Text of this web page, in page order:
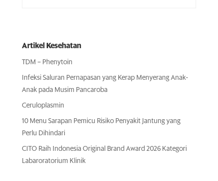
Artikel Kesehatan
TDM – Phenytoin
Infeksi Saluran Pernapasan yang Kerap Menyerang Anak-
Anak pada Musim Pancaroba
Ceruloplasmin
10 Menu Sarapan Pemicu Risiko Penyakit Jantung yang
Perlu Dihindari
CITO Raih Indonesia Original Brand Award 2026 Kategori
Labaroratorium Klinik